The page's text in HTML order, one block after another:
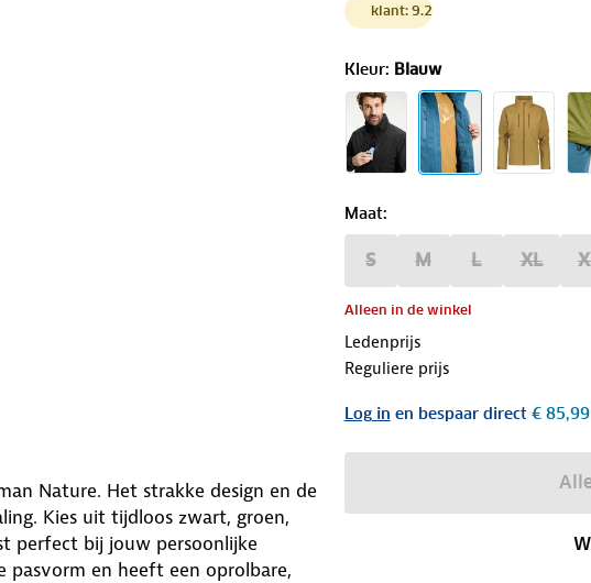
klant: 9.2
Kleur: Blauw
Maat:
S M L XL
Alleen in de winkel
Ledenprijs
Reguliere prijs
Log in en bespaar direct€ 85,99
Nature. Het strakke design en de
Kies uit tijdloos zwart, groen,
perfect bij jouw persoonlijke
pasvorm en heeft een oprolbare,